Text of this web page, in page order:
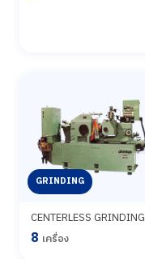
GRINDING
CENTERLESS GRINDING
8 เครื่อง